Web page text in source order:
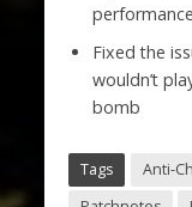
performance
Fixed the
wouldn’t
bomb
Tags Anti-